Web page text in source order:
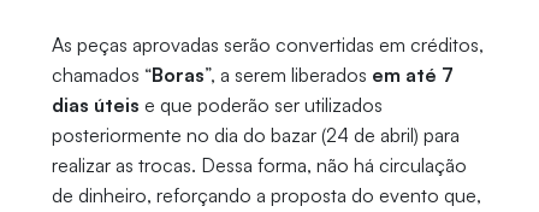
As peças aprovadas serão convertidas em créditos,
chamados “Boras”, a serem liberados em até 7
dias úteis e que poderão ser utilizados
posteriormente no dia do bazar (24 de abril) para
realizar as trocas. Dessa forma, não há circulação
de dinheiro, reforçando a proposta do evento que,